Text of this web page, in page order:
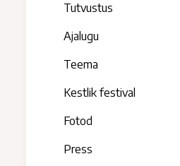
Tutvustus
Ajalugu
Teema
Kestlik festival
Fotod
Press